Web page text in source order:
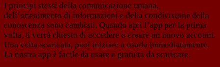
I principi stessi della comunicazione umana,
dell’ottenimento di informazioni e della condivisione della
conoscenza sono cambiati. Quando apri l’app per la prima
volta, ti verrà chiesto di accedere o creare un nuovo account.
Una volta scaricata, puoi iniziare a usarla immediatamente.
La nostra app è facile da usare e gratuita da scaricare.